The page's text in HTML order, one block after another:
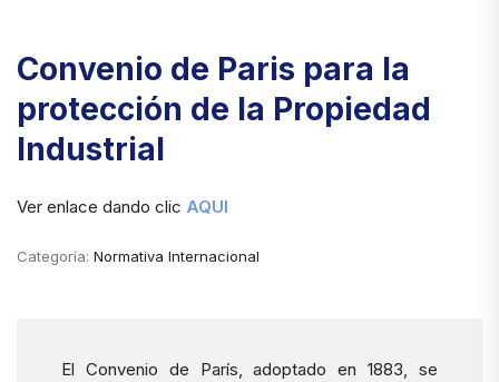
Convenio de Paris para la
protección de la Propiedad
Industrial
Ver enlace dando clic AQUI
Categoría: Normativa Internacional
El Convenio de París, adoptado en 1883, se